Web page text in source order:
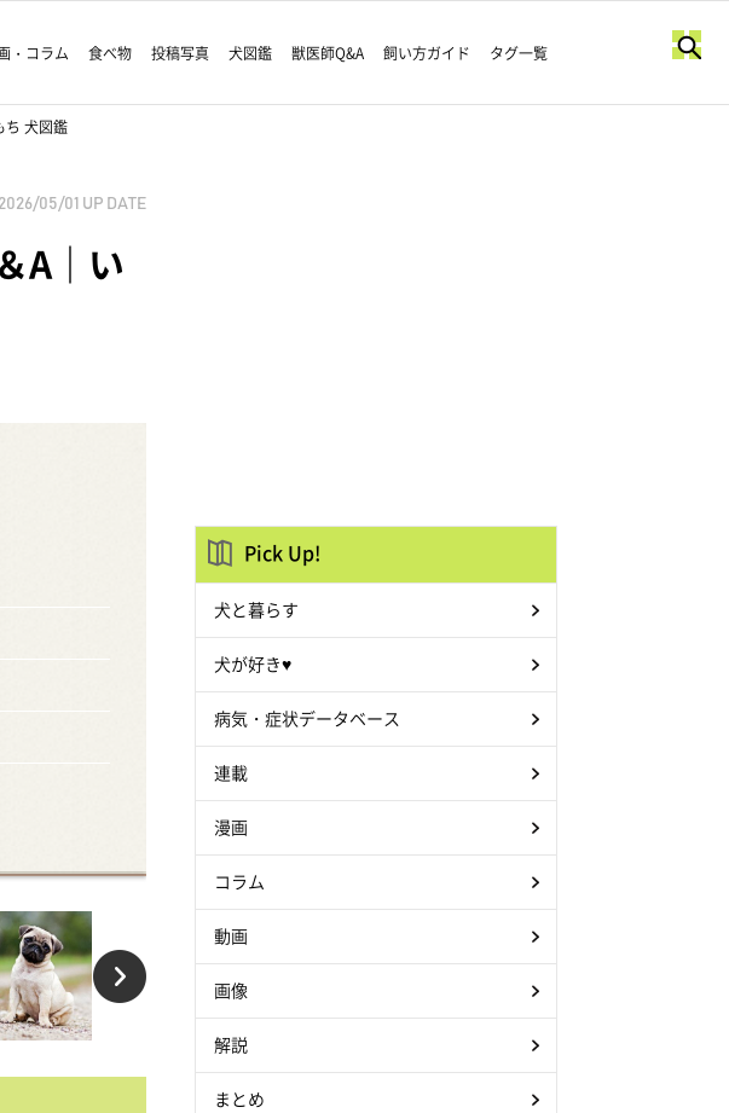
・コラム 食べ物 投稿写真 犬図鑑 獣医師Q&A 飼い方ガイド タグ一覧
ち 犬図鑑
2026/05/01 UP DATE
A｜い
Pick Up!
犬と暮らす
犬が好き♥
病気・症状データベース
連載
漫画
コラム
動画
画像
解説
まとめ